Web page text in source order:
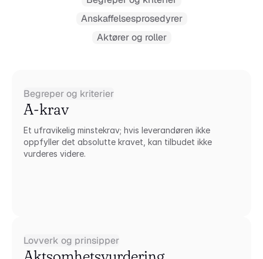
Anskaffelsesprosedyrer
Aktører og roller
Begreper og kriterier
A-krav
Et ufravikelig minstekrav; hvis leverandøren ikke
oppfyller det absolutte kravet, kan tilbudet ikke
vurderes videre.
Lovverk og prinsipper